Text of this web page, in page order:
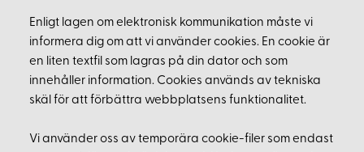
Enligt lagen om elektronisk kommunikation måste vi
informera dig om att vi använder cookies. En cookie är
en liten textfil som lagras på din dator och som
innehåller information. Cookies används av tekniska
skäl för att förbättra webbplatsens funktionalitet.
Vi använder oss av temporära cookie-filer som endast